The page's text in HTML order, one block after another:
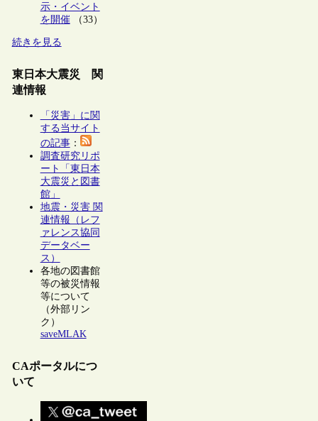
示・イベント
を開催（33）
続きを見る
東日本大震災 関
連情報
「災害」に関
する当サイト
の記事：
調査研究リポ
ート「東日本
大震災と図書
館」
地震・災害 関
連情報（レフ
ァレンス協同
データベー
ス）
各地の図書館
等の被災情報
等について
（外部リン
ク）
saveMLAK
CAポータルにつ
いて